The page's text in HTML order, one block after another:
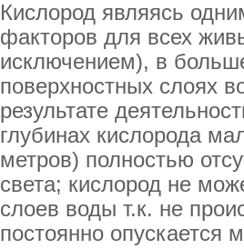
Кислород являясь
факторов для всех
исключением), в
поверхностных слоях
результате
глубинах кислорода
метров) полностью
света; кислород не
слоев воды т.к. не
постоянно опускается